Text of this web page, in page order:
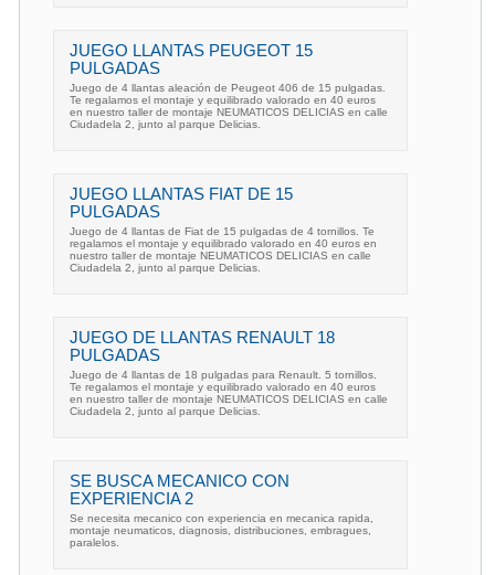
JUEGO LLANTAS PEUGEOT 15
PULGADAS
Juego de 4 llantas aleación de Peugeot 406 de 15 pulgadas.
Te regalamos el montaje y equilibrado valorado en 40 euros
en nuestro taller de montaje NEUMATICOS DELICIAS en calle
Ciudadela 2, junto al parque Delicias.
JUEGO LLANTAS FIAT DE 15
PULGADAS
Juego de 4 llantas de Fiat de 15 pulgadas de 4 tornillos. Te
regalamos el montaje y equilibrado valorado en 40 euros en
nuestro taller de montaje NEUMATICOS DELICIAS en calle
Ciudadela 2, junto al parque Delicias.
JUEGO DE LLANTAS RENAULT 18
PULGADAS
Juego de 4 llantas de 18 pulgadas para Renault. 5 tornillos.
Te regalamos el montaje y equilibrado valorado en 40 euros
en nuestro taller de montaje NEUMATICOS DELICIAS en calle
Ciudadela 2, junto al parque Delicias.
SE BUSCA MECANICO CON
EXPERIENCIA 2
Se necesita mecanico con experiencia en mecanica rapida,
montaje neumaticos, diagnosis, distribuciones, embragues,
paralelos.